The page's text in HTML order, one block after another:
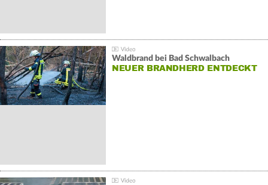
Waldbrand bei Bad Schwalbach
NEUER BRANDHERD ENTDECKT